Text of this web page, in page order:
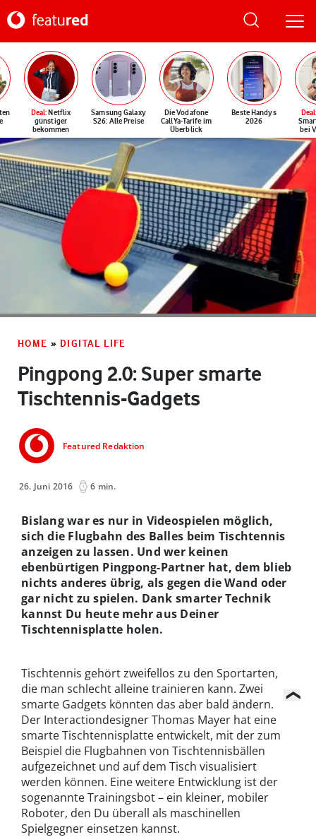
Deal: Netflix
günstiger
bekommen
Samsung Galaxy
S26: Alle Preise
Die Vodafone
CallYa-Tarife im
Überblick
Beste Handys
2026
Deal
bei
HOME » DIGITAL LIFE
Pingpong 2.0: Super smarte
Tischtennis-Gadgets
Featured Redaktion
26. Juni 2016 6 min.
Bislang war es nur in Videospielen möglich,
sich die Flugbahn des Balles beim Tischtennis
anzeigen zu lassen. Und wer keinen
ebenbürtigen Pingpong-Partner hat, dem blieb
nichts anderes übrig, als gegen die Wand oder
gar nicht zu spielen. Dank smarter Technik
kannst Du heute mehr aus Deiner
Tischtennisplatte holen.
Tischtennis gehört zweifellos zu den Sportarten,
die man schlecht alleine trainieren kann. Zwei
smarte Gadgets könnten das aber bald ändern.
Der Interactiondesigner Thomas Mayer hat eine
smarte Tischtennisplatte entwickelt, mit der zum
Beispiel die Flugbahnen von Tischtennisbällen
aufgezeichnet und auf dem Tisch visualisiert
werden können. Eine weitere Entwicklung ist der
sogenannte Trainingsbot – ein kleiner, mobiler
Roboter, den Du überall als maschinellen
Spielgegner einsetzen kannst.